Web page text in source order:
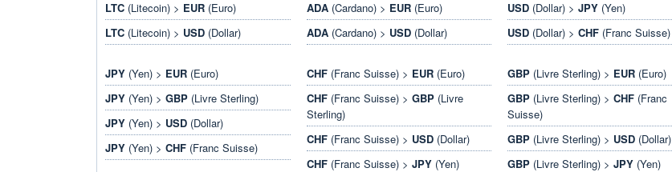
LTC (Litecoin) > EUR (Euro)
LTC (Litecoin) > USD (Dollar)
ADA(Cardano) > EUR(Euro)
ADA(Cardano) > USD(Dollar)
USD (Dollar) >JPY (Yen)
USD (Dollar) >CHF (Franc Suisse)
JPY (Yen) > EUR (Euro)
JPY (Yen) > GBP (Livre Sterling)
JPY (Yen) > USD (Dollar)
JPY (Yen) > CHF (Franc Suisse)
CHF(Franc Suisse) > EUR(Euro)
CHF(Franc Suisse) > GBP(Livre
Sterling)
CHF(Franc Suisse) > USD(Dollar)
CHF(Franc Suisse) > JPY(Yen)
GBP (Livre Sterling) > EUR (Euro)
GBP (Livre Sterling) >CHF (Franc
Suisse)
GBP (Livre Sterling) > USD (Dollar)
GBP (Livre Sterling) >JPY (Yen)